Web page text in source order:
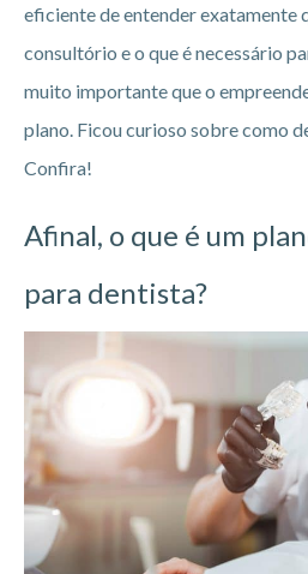
eficiente de entender exatamente
consultório e o que é necessário
muito importante que o
plano. Ficou curioso sobre como
Confira!
Afinal, o que é um
para dentista?